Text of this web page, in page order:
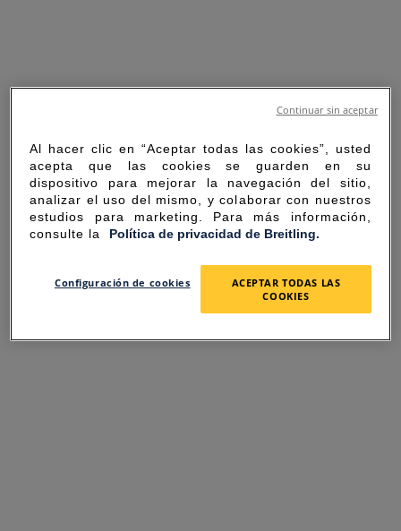
SORRY FOR THE
INCONVENIENCE
Al hacer clic en “Aceptar todas las cookies”, usted
acepta que las cookies se guarden en su
dispositivo para mejorar la navegación del sitio,
analizar el uso del mismo, y colaborar con nuestros
estudios para marketing. Para más información,
consulte la Política de privacidad de Breitling.
Configuración de cookies
ACEPTAR TODAS LAS
COOKIES
Continuar sin aceptar